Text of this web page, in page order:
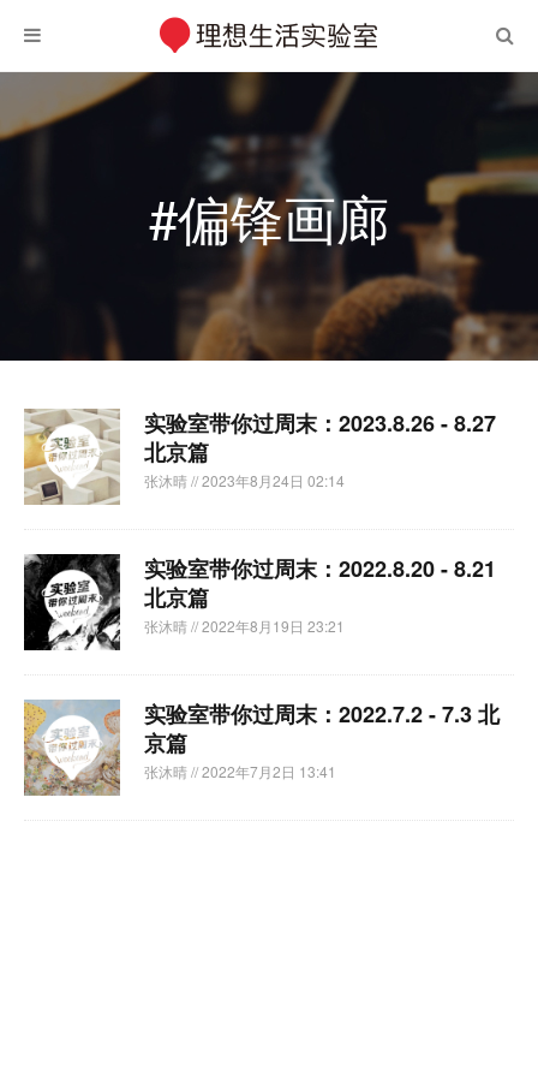
#偏锋画廊
实验室带你过周末：2023.8.26 - 8.27
北京篇
张沐晴// 2023年8月24日 02:14
实验室带你过周末：2022.8.20 - 8.21
北京篇
张沐晴// 2022年8月19日 23:21
实验室带你过周末：2022.7.2 - 7.3 北
京篇
张沐晴// 2022年7月2日 13:41